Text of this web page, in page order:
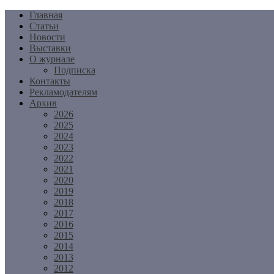
Перейти
содержимому
Главная
Статьи
Новости
Выставки
О журнале
Подписка
Контакты
Рекламодателям
Архив
2026
2025
2024
2023
2022
2021
2020
2019
2018
2017
2016
2015
2014
2013
2012